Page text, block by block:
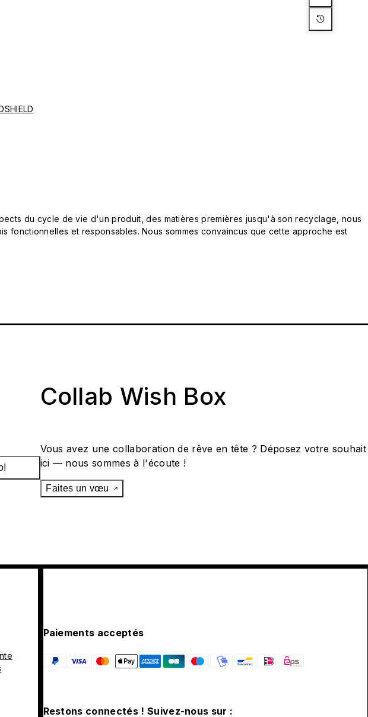
du cycle de vie d'un produit, des matières premières jusqu'à son recyclage, nous
et responsables. Nous sommes convaincus que cette approche est
Collab Wish Box
Vous avez une collaboration de rêve en tête ? Déposez votre souhait
ici — nous sommes à l'écoute !
Faites un vœu
Paiements acceptés
Restons connectés ! Suivez-nous sur :